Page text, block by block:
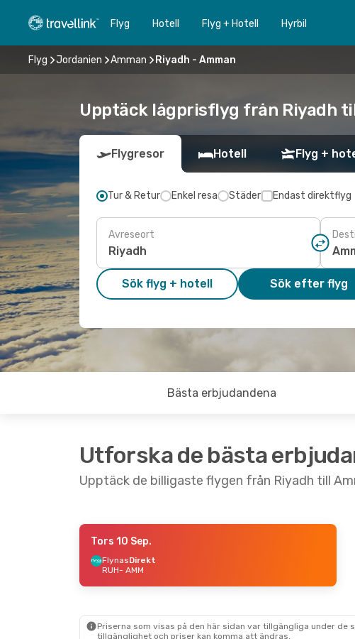
Flyg Hotell Flyg + Hotell Hyrbil
Flyg Jordanien Amman Riyadh - Amman
Upptäck lågprisflyg från Riyadh
Flygresor Hotell Flyg +
Tur & Retur Enkel resa Städer Endast direktflyg
Avreseort
Sök flyg + hotell Sök efter flyg
Bästa erbjudandena
Utforska de bästa
Upptäck de billigaste flygen från Riyadh till
- Mån 17 Aug.
Tors 10 Sep.
FlynasDirekt
RUH- AMM
Priserna som visas på den här sidan var tillgängliga under
tillgänglighet och priser kan komma att ändras.